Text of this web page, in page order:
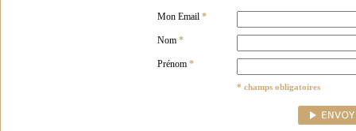
Mon Email *
Nom *
Prénom *
* champs obligatoires